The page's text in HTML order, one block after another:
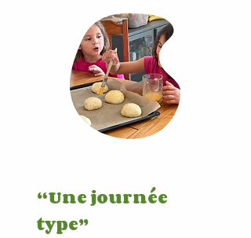
“Une journée
type”